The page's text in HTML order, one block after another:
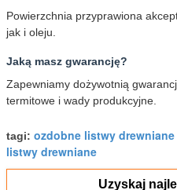
Powierzchnia przyprawiona
jak i oleju.
Jaką masz gwarancję?
Zapewniamy dożywotnią
termitowe i wady produkcyjne.
tagi: ozdobne listwy drewniane
listwy drewniane
Uzyskaj